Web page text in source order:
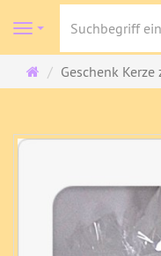
Navigation
Startseite
Geschenk